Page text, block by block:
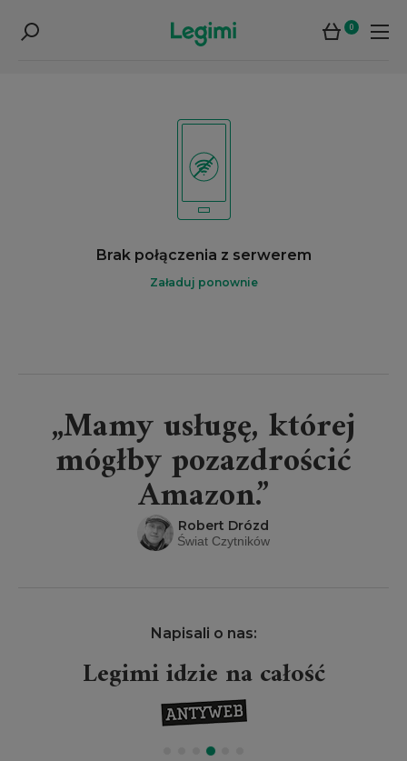
0
Brak połączenia z serwerem
Załaduj ponownie
„Mamy usługę, której
mógłby pozazdrościć
Amazon.”
Robert Drózd
Świat Czytników
Napisali o nas:
Legimi idzie na całość